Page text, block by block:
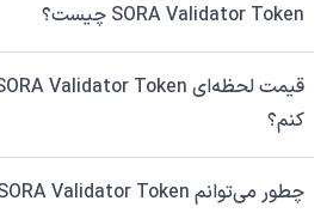
SORA Validator Token چیست؟
کنم؟
چطور می‌توانم SORA Validator Token بخرم یا بفروشم؟